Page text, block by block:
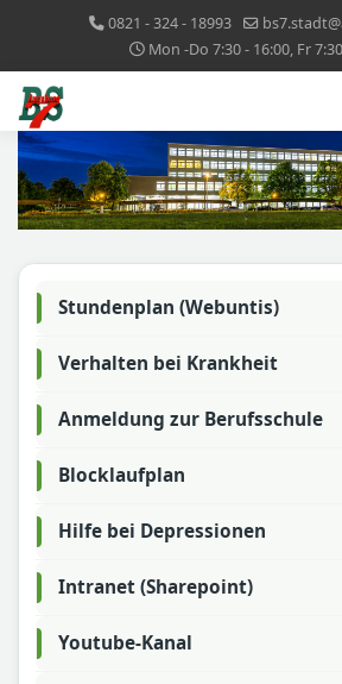
0821 - 324 - 18993
Mon -Do 7:30 - 16:00, Fr
Stundenplan (Webuntis)
Verhalten bei Krankheit
Anmeldung zur Berufsschule
Blocklaufplan
Hilfe bei Depressionen
Intranet (Sharepoint)
Youtube-Kanal